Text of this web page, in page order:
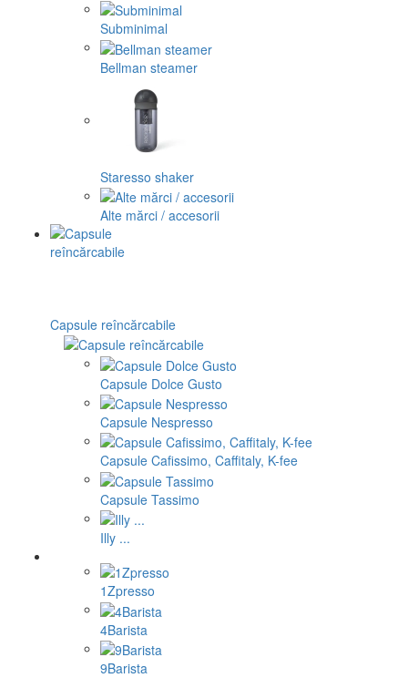
Subminimal
Bellman steamer
Staresso shaker
Alte mărci / accesorii
Capsule reîncărcabile
Capsule Dolce Gusto
Capsule Nespresso
Capsule Cafissimo, Caffitaly, K-fee
Capsule Tassimo
Illy ...
1Zpresso
4Barista
9Barista